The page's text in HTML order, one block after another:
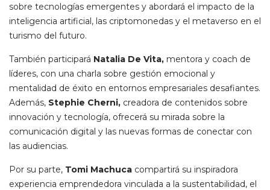
sobre tecnologías emergentes y abordará el impacto de la
inteligencia artificial, las criptomonedas y el metaverso en el
turismo del futuro.
También participará Natalia De Vita, mentora y coach de
líderes, con una charla sobre gestión emocional y
mentalidad de éxito en entornos empresariales desafiantes.
Además, Stephie Cherni, creadora de contenidos sobre
innovación y tecnología, ofrecerá su mirada sobre la
comunicación digital y las nuevas formas de conectar con
las audiencias.
Por su parte, Tomi Machuca compartirá su inspiradora
experiencia emprendedora vinculada a la sustentabilidad, el